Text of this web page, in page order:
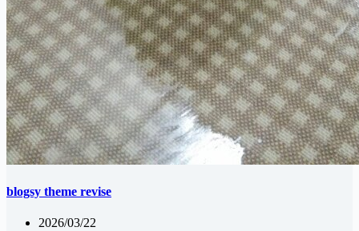
blogsy theme revise
2026/03/22